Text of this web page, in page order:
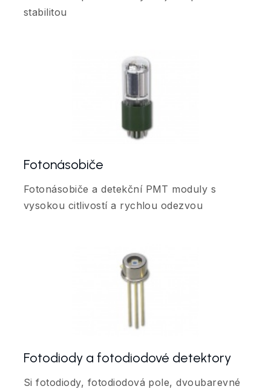
stabilitou
Fotonásobiče
Fotonásobiče a detekční PMT moduly s
vysokou citlivostí a rychlou odezvou
Fotodiody a fotodiodové detektory
Si fotodiody, fotodiodová pole, dvoubarevné